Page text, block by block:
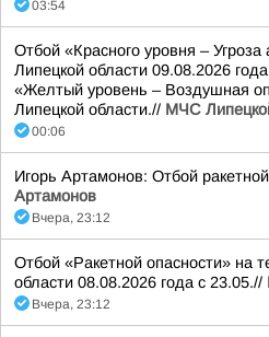
03:54
Отбой «Красного уровня –
Липецкой области 09.08.2026
«Желтый уровень – Воздушная
Липецкой области.// МЧС
00:06
Игорь Артамонов: Отбой
Артамонов
Вчера, 23:12
Отбой «Ракетной опасности» на
области 08.08.2026 года с 23.05.//
Вчера, 23:12